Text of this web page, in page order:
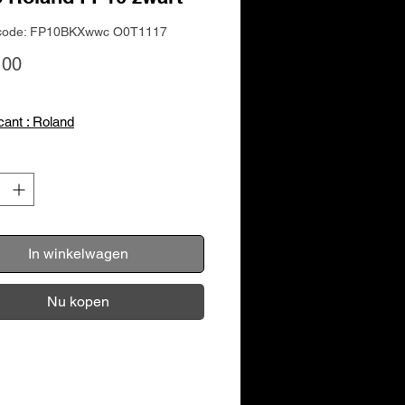
FP10BKXwwc O0T1117
Prijs
: Roland
In winkelwagen
Nu kopen